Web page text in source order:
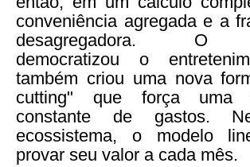
conveniência agregada e a
desagregadora. O
democratizou o
também criou uma nova
cutting" que força uma
constante de gastos.
ecossistema, o modelo
provar seu valor a cada mês.